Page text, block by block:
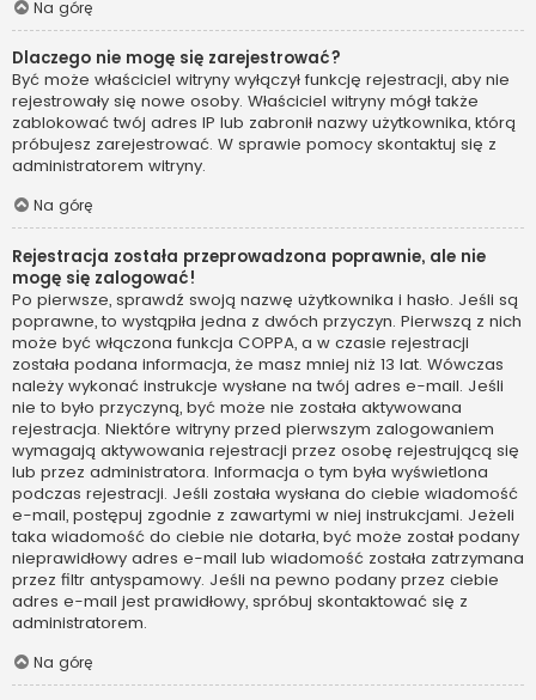
Na górę
Dlaczego nie mogę się zarejestrować?
Być może właściciel witryny wyłączył funkcję rejestracji, aby nie
rejestrowały się nowe osoby. Właściciel witryny mógł także
zablokować twój adres IP lub zabronił nazwy użytkownika, którą
próbujesz zarejestrować. W sprawie pomocy skontaktuj się z
administratorem witryny.
Na górę
Rejestracja została przeprowadzona poprawnie, ale nie
mogę się zalogować!
Po pierwsze, sprawdź swoją nazwę użytkownika i hasło. Jeśli są
poprawne, to wystąpiła jedna z dwóch przyczyn. Pierwszą z nich
może być włączona funkcja COPPA, a w czasie rejestracji
została podana informacja, że masz mniej niż 13 lat. Wówczas
należy wykonać instrukcje wysłane na twój adres e-mail. Jeśli
nie to było przyczyną, być może nie została aktywowana
rejestracja. Niektóre witryny przed pierwszym zalogowaniem
wymagają aktywowania rejestracji przez osobę rejestrującą się
lub przez administratora. Informacja o tym była wyświetlona
podczas rejestracji. Jeśli została wysłana do ciebie wiadomość
e-mail, postępuj zgodnie z zawartymi w niej instrukcjami. Jeżeli
taka wiadomość do ciebie nie dotarła, być może został podany
nieprawidłowy adres e-mail lub wiadomość została zatrzymana
przez filtr antyspamowy. Jeśli na pewno podany przez ciebie
adres e-mail jest prawidłowy, spróbuj skontaktować się z
administratorem.
Na górę